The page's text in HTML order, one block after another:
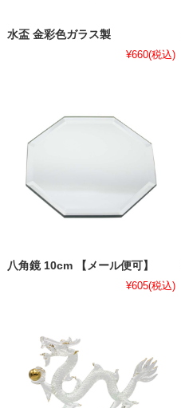
水盃 金彩色ガラス製
¥660(税込)
八角鏡 10cm 【メール便可】
¥605(税込)